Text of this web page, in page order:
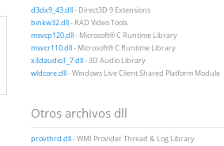
d3dx9_43.dll- Direct3D 9 Extensions
binkw32.dll- RAD Video Tools
msvcp120.dll- Microsoft® C Runtime Library
msvcr110.dll- Microsoft® C Runtime Library
x3daudio1_7.dll- 3D Audio Library
wldcore.dll- Windows Live Client Shared Platform Module
Otros archivos dll
provthrd.dll- WMI Provider Thread & Log Library